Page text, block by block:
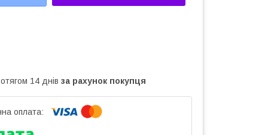
14 днів за рахунок покупця